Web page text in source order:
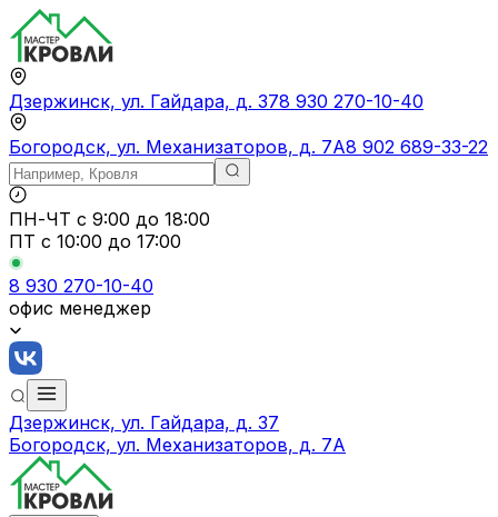
Дзержинск, ул. Гайдара, д. 378 930 270-10-40
Богородск, ул. Механизаторов, д. 7А8 902 689-33-22
ПН-ЧТ с 9:00 до 18:00
ПТ с 10:00 до 17:00
8 930 270-10-40
офис менеджер
Дзержинск, ул. Гайдара, д. 37
Богородск, ул. Механизаторов, д. 7А